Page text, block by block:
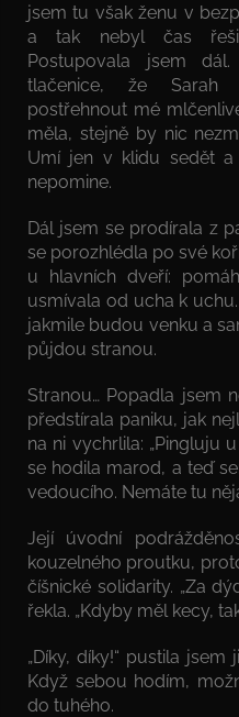
jsem tu však ženu v
a tak nebyl čas
Postupovala jsem
tlačenice, že Sarah
postřehnout mé
měla, stejně by nic
Umí jen v klidu sedět
nepomine.
Dál jsem se prodírala z
se porozhlédla po své
u hlavních dveří:
usmívala od ucha k
jakmile budou venku a
půjdou stranou.
Stranou… Popadla jsem
předstírala paniku, jak
na ni vychrlila: „Pingluju
se hodila marod, a teď
vedoucího. Nemáte tu
Její úvodní
kouzelného proutku,
číšnické solidarity. „Za
řekla. „Kdyby měl kecy,
„Díky, díky!“ pustila
Když sebou hodím,
do tuhého.